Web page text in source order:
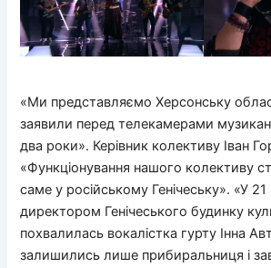
«Ми представляємо Херсонську
заявили перед телекамерами
два роки». Керівник колективу Іван
«Функціонування нашого колективу
саме у російському Генічеську». «У 21
директором Генічеського будинку
похвалилась вокалістка гурту Інна
залишились лише прибиральниця і